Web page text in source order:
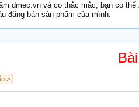
dmec.vn và có thắc mắc, bạn có
đăng bán sản phẩm của mình.
>